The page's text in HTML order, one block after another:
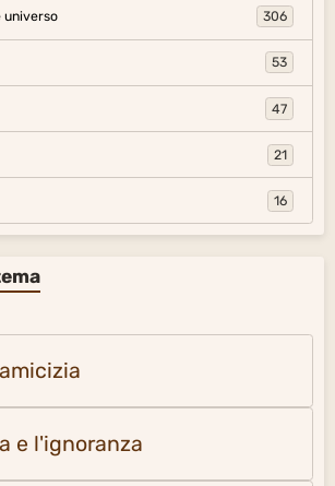
universo 306
53
47
21
16
e l'ignoranza